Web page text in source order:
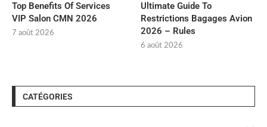
Top Benefits Of Services
VIP Salon CMN 2026
7 août 2026
Ultimate Guide To
Restrictions Bagages Avion
2026 – Rules
6 août 2026
CATÉGORIES